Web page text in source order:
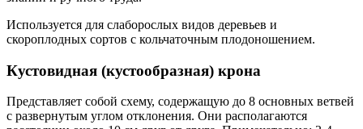
Используется для слаборослых видов деревьев и
скороплодных сортов с кольчаточным плодоношением.
Кустовидная (кустообразная) крона
Представляет собой схему, содержащую до 8 основных ветвей
с развернутым углом отклонения. Они располагаются